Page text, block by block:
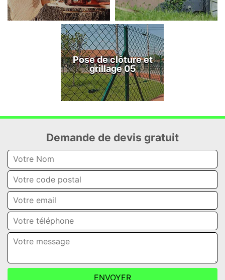
Pose de clôture et
grillage 05
Demande de devis gratuit